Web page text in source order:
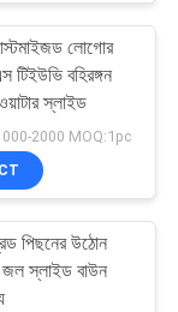
লোগোর
বহিরঙ্গন
স্লাইড
2000 MOQ:1pc
পিছনের উঠোন
স্লাইড বাউন